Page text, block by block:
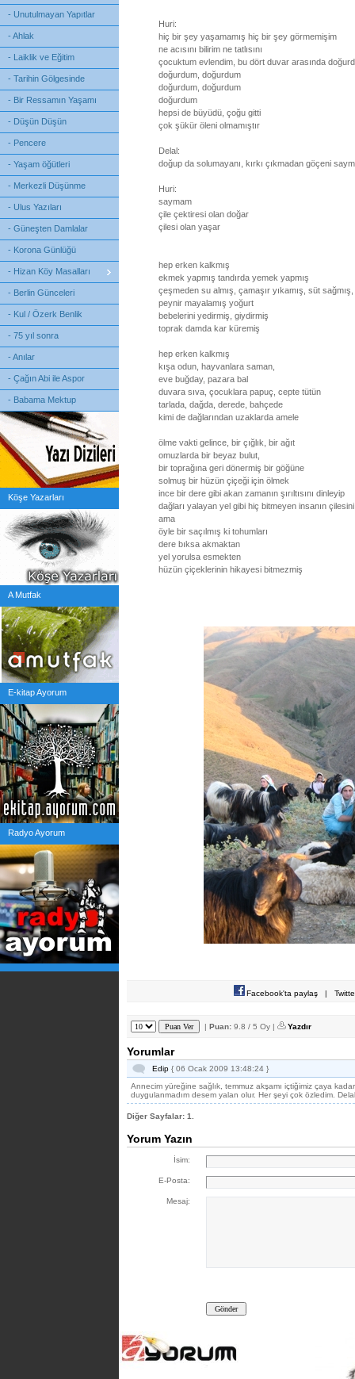
- Unutulmayan Yapıtlar
- Ahlak
- Laiklik ve Eğitim
- Tarihin Gölgesinde
- Bir Ressamın Yaşamı
- Düşün Düşün
- Pencere
- Yaşam öğütleri
- Merkezli Düşünme
- Ulus Yazıları
- Güneşten Damlalar
- Korona Günlüğü
- Hizan Köy Masalları
- Berlin Günceleri
- Kul / Özerk Benlik
- 75 yıl sonra
- Anılar
- Çağın Abi ile Aspor
- Babama Mektup
Köşe Yazarları
A Mutfak
E-kitap Ayorum
Radyo Ayorum
Huri:
hiç bir şey yaşamamış hiç bir şey görmemişim
ne acısını bilirim ne tatlısını
çocuktum evlendim, bu dört duvar arasında
doğurdum, doğurdum
doğurdum, doğurdum
doğurdum
hepsi de büyüdü, çoğu gitti
çok şükür öleni olmamıştır
Delal:
doğup da solumayanı, kırkı çıkmadan göçeni
Huri:
saymam
çile çektiresi olan doğar
çilesi olan yaşar
hep erken kalkmış
ekmek yapmış tandırda yemek yapmış
çeşmeden su almış, çamaşır yıkamış, süt sağmış,
peynir mayalamış yoğurt
bebelerini yedirmiş, giydirmiş
toprak damda kar küremiş
hep erken kalkmış
kışa odun, hayvanlara saman,
eve buğday, pazara bal
duvara sıva, çocuklara papuç, cepte tütün
tarlada, dağda, derede, bahçede
kimi de dağlarından uzaklarda amele
ölme vakti gelince, bir çığlık, bir ağıt
omuzlarda bir beyaz bulut,
bir toprağına geri dönermiş bir göğüne
solmuş bir hüzün çiçeği için ölmek
ince bir dere gibi akan zamanın şırıltısını dinleyip
dağları yalayan yel gibi hiç bitmeyen insanın
ama
öyle bir saçılmış ki tohumları
dere bıksa akmaktan
yel yorulsa esmekten
hüzün çiçeklerinin hikayesi bitmezmiş
Facebook'ta paylaş |
| Puan: 9.8 / 5 Oy | Yazdır
Yorumlar
Edip { 06 Ocak 2009 13:48:24 }
Annecim yüreğine sağlık, temmuz akşamı içtiğimiz çaya
duygulanmadım desem yalan olur. Her şeyi çok özledim.
Diğer Sayfalar: 1.
Yorum Yazın
İsim:
E-Posta:
Mesaj: